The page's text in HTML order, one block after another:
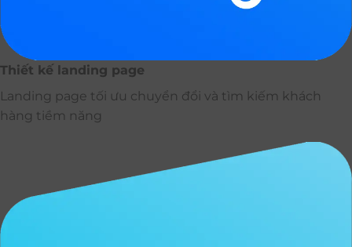
Thiết kế landing page
Landing page tối ưu chuyển đổi và tìm kiếm khách
hàng tiềm năng